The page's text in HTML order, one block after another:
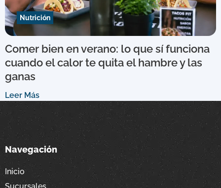
Nutrición
Comer bien en verano: lo que sí funciona
cuando el calor te quita el hambre y las
ganas
Leer Más
Navegación
Inicio